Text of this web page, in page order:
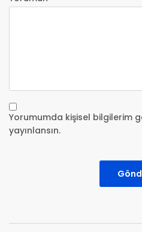
Yorumumda kişisel bilgilerim
yayınlansın.